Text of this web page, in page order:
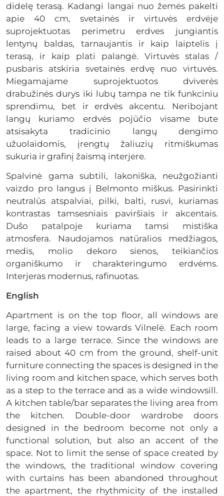
didelę terasą. Kadangi langai nuo žemės pakelti
apie 40 cm, svetainės ir virtuvės erdvėje
suprojektuotas perimetru erdves jungiantis
lentynų baldas, tarnaujantis ir kaip laiptelis į
terasą, ir kaip plati palangė. Virtuvės stalas /
pusbaris atskiria svetainės erdvę nuo virtuvės.
Miegamajame suprojektuotos dviverės
drabužinės durys iki lubų tampa ne tik funkciniu
sprendimu, bet ir erdvės akcentu. Neribojant
langų kuriamo erdvės pojūčio visame bute
atsisakyta tradicinio langų dengimo
užuolaidomis, įrengtų žaliuzių ritmiškumas
sukuria ir grafinį žaismą interjere.
Spalvinė gama subtili, lakoniška, neužgožianti
vaizdo pro langus į Belmonto miškus. Pasirinkti
neutralūs atspalviai, pilki, balti, rusvi, kuriamas
kontrastas tamsesniais paviršiais ir akcentais.
Dušo patalpoje kuriama tamsi mistiška
atmosfera. Naudojamos natūralios medžiagos,
medis, molio dekoro sienos, teikiančios
organiškumo ir charakteringumo erdvėms.
Interjeras modernus, rafinuotas.
English
Apartment is on the top floor, all windows are
large, facing a view towards Vilnelė. Each room
leads to a large terrace. Since the windows are
raised about 40 cm from the ground, shelf-unit
furniture connecting the spaces is designed in the
living room and kitchen space, which serves both
as a step to the terrace and as a wide windowsill.
A kitchen table/bar separates the living area from
the kitchen. Double-door wardrobe doors
designed in the bedroom become not only a
functional solution, but also an accent of the
space. Not to limit the sense of space created by
the windows, the traditional window covering
with curtains has been abandoned throughout
the apartment, the rhythmicity of the installed